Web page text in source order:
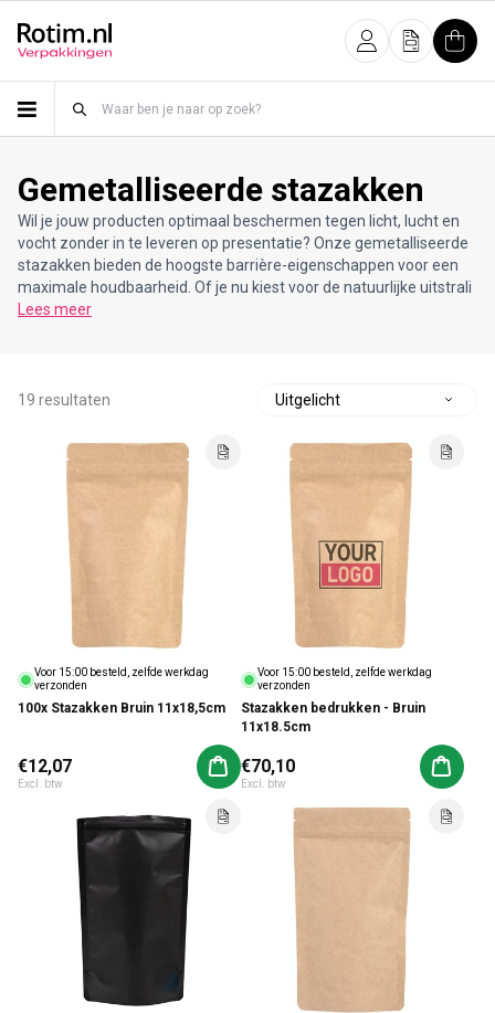
InloggenOfferte
Gemetalliseerde stazakken
Wil je jouw producten optimaal beschermen tegen licht, lucht en
vocht zonder in te leveren op presentatie? Onze gemetalliseerde
stazakken bieden de hoogste barrière-eigenschappen voor een
maximale houdbaarheid. Of je nu kiest voor de natuurlijke uitstrali
Lees meer
19 resultaten
Voor 15:00 besteld, zelfde werkdag
verzonden
100x Stazakken Bruin 11x18,5cm
Normale prijs
€12,07
Excl. btw
Aan winkelwagen toevoegen
Voor 15:00 besteld, zelfde werkdag
verzonden
Stazakken bedrukken - Bruin
11x18.5cm
Normale prijs
€70,10
Excl. btw
Aan